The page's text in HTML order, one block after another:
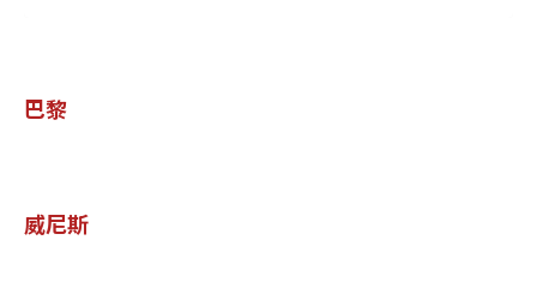
巴黎
威尼斯